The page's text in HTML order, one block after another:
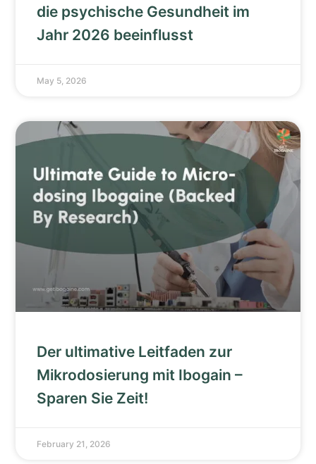
die psychische Gesundheit im
Jahr 2026 beeinflusst
May 5, 2026
Der ultimative Leitfaden zur
Mikrodosierung mit Ibogain –
Sparen Sie Zeit!
February 21, 2026